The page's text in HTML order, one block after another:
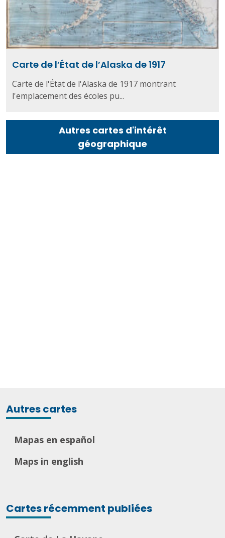
Carte de l’État de l’Alaska de 1917
Carte de l'État de l'Alaska de 1917 montrant
l'emplacement des écoles pu...
Autres cartes d'intérêt
géographique
Autres cartes
Mapas en español
Maps in english
Cartes récemment publiées